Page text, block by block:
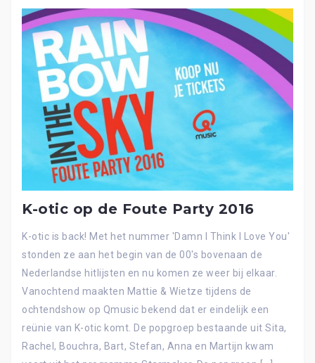
K-otic op de Foute Party 2016
K-otic is back! Met het nummer 'Damn I Think I Love You'
stonden ze aan het begin van de 00's bovenaan de
Nederlandse hitlijsten en nu komen ze weer bij elkaar.
Vanochtend maakten Mattie & Wietze tijdens de
ochtendshow op Qmusic bekend dat er eindelijk een
reünie van K-otic komt. De popgroep bestaande uit Sita,
Rachel, Bouchra, Bart, Stefan, Anna en Martijn kwam